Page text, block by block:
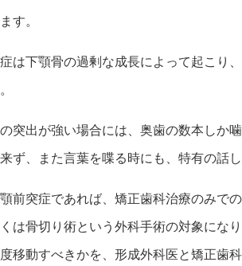
す。
は下顎骨の過剰な成長によって起こり
突出が強い場合には、奥歯の数本しか
ず、また言葉を喋る時にも、特有の話し
前突症であれば、矯正歯科治療のみで
は骨切り術という外科手術の対象にな
移動すべきかを、形成外科医と矯正歯